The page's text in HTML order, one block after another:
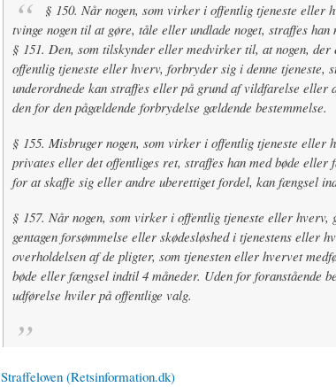
§ 150. Når nogen, som virker i offentlig tjeneste eller
tvinge nogen til at gøre, tåle eller undlade noget, straffes
§ 151. Den, som tilskynder eller medvirker til, at nogen, der
offentlig tjeneste eller hverv, forbryder sig i denne tjeneste,
underordnede kan straffes eller på grund af vildfarelse
den for den pågældende forbrydelse gældende bestemmelse.
§ 155. Misbruger nogen, som virker i offentlig tjeneste
privates eller det offentliges ret, straffes han med bøde eller
for at skaffe sig eller andre uberettiget fordel, kan fængsel
§ 157. Når nogen, som virker i offentlig tjeneste eller
gentagen forsømmelse eller skødesløshed i tjenestens eller
overholdelsen af de pligter, som tjenesten eller hvervet
bøde eller fængsel indtil 4 måneder. Uden for foranstående
udførelse hviler på offentlige valg.
Straffeloven (Retsinformation.dk)